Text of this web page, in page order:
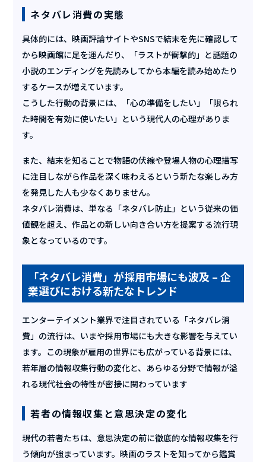
ネタバレ消費の実態
具体的には、映画評論サイトやSNSで結末を先に確認して
から映画館に足を運んだり、「ラストが衝撃的」と話題の
小説のエンディングを先読みしてから本編を読み始めたり
するケースが増えています。
こうした行動の背景には、「心の準備をしたい」「限られ
た時間を有効に使いたい」という現代人の心理がありま
す。
また、結末を知ることで物語の伏線や登場人物の心理描写
に注目しながら作品を深く味わえるという新たな楽しみ方
を発見した人も少なくありません。
ネタバレ消費は、単なる「ネタバレ防止」という従来の価
値観を超え、作品との新しい向き合い方を提案する流行現
象となっているのです。
「ネタバレ消費」が採用市場にも波及 – 企
業選びにおける新たなトレンド
エンターテイメント業界で注目されている「ネタバレ消
費」の流行は、いまや採用市場にも大きな影響を与えてい
ます。この現象が雇用の世界にも広がっている背景には、
若年層の情報収集行動の変化と、あらゆる分野で情報が溢
れる現代社会の特性が密接に関わっています
若者の情報収集と意思決定の変化
現代の若者たちは、意思決定の前に徹底的な情報収集を行
う傾向が強まっています。映画のラストを知ってから鑑賞